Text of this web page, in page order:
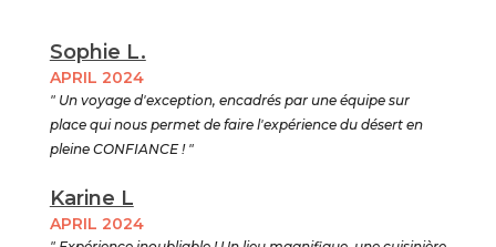
Sophie L.
APRIL 2024
" Un voyage d'exception, encadrés par une équipe sur
place qui nous permet de faire l'expérience du désert en
pleine CONFIANCE ! "
Karine L
APRIL 2024